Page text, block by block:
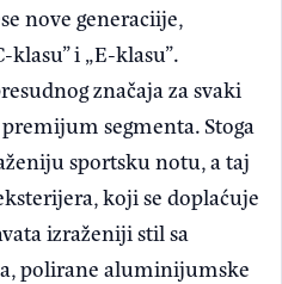
nove generaciije,
i „E-klasu”.
značaja za svaki
premijum segmenta. Stoga
sportsku notu, a taj
koji se doplaćuje
izraženiji stil sa
polirane aluminijumske